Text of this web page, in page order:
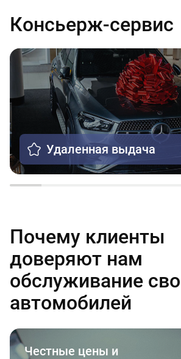
Консьерж-сервис
Удаленная выдача
Почему клиенты
доверяют нам
обслуживание
автомобилей
Честные цены и